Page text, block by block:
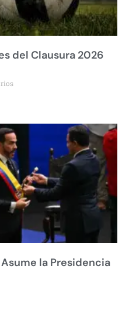
del Clausura 2026
la Presidencia